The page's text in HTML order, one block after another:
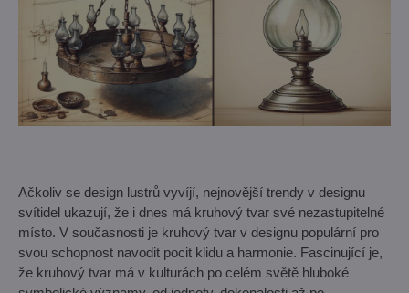
Ačkoliv se design lustrů vyvíjí, nejnovější trendy v designu
svítidel ukazují, že i dnes má kruhový tvar své nezastupitelné
místo. V současnosti je kruhový tvar v designu populární pro
svou schopnost navodit pocit klidu a harmonie. Fascinující je,
že kruhový tvar má v kulturách po celém světě hluboké